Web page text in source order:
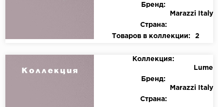
Бренд:
Marazzi Italy
Страна:
Товаров в коллекции:
2
Коллекция:
Lume
Бренд:
Marazzi Italy
Страна: